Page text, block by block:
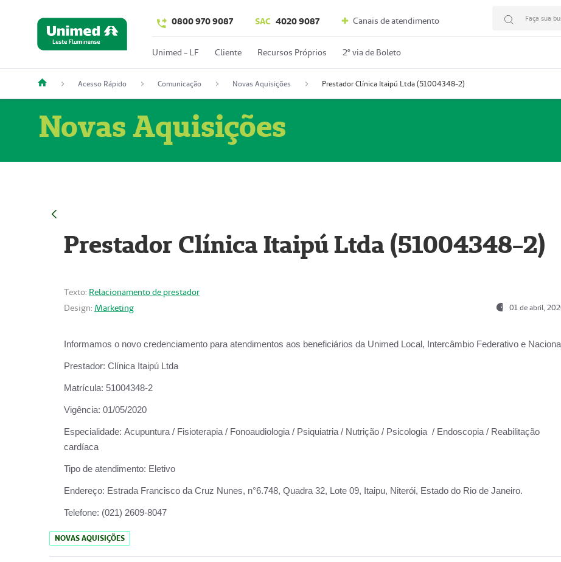
0800 970 9087 SAC 4020 9087 Canais de atendimento Faça sua
Unimed - LF Cliente Recursos Próprios 2º via de Boleto
Acesso Rápido Comunicação Novas Aquisições Prestador Clínica Itaipú Ltda (51004348-2)
Novas Aquisições
Prestador Clínica Itaipú Ltda (51004348-2)
Texto: Relacionamento de prestador
Design: Marketing 01 de abril,
Informamos o novo credenciamento para atendimentos aos beneficiários da Unimed Local, Intercâmbio Federativo e
Prestador: Clínica Itaipú Ltda
Matrícula: 51004348-2
Vigência: 01/05/2020
Especialidade: Acupuntura / Fisioterapia / Fonoaudiologia / Psiquiatria / Nutrição / Psicologia / Endoscopia / Reabilitação
cardíaca
Tipo de atendimento: Eletivo
Endereço: Estrada Francisco da Cruz Nunes, n°6.748, Quadra 32, Lote 09, Itaipu, Niterói, Estado do Rio de Janeiro.
Telefone: (021) 2609-8047
NOVAS AQUISIÇÕES